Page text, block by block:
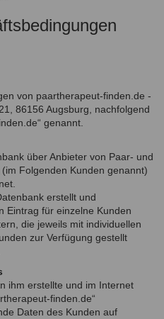
von paartherapeut-finden.de -
86156 Augsburg, nachfolgend
genannt.
über Anbieter von Paar- und
Folgenden Kunden genannt)
erstellt und
Eintrag für einzelne Kunden
die jeweils mit individuellen
zur Verfügung gestellt
ihm erstellte und im Internet
finden.de“
Daten des Kunden auf